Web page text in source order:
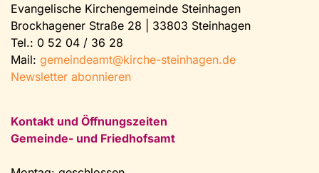
Evangelische Kirchengemeinde Steinhagen
Brockhagener Straße 28 | 33803 Steinhagen
Tel.: 0 52 04 / 36 28
Mail: gemeindeamt@kirche-steinhagen.de
Newsletter abonnieren
Kontakt und Öffnungszeiten
Gemeinde- und Friedhofsamt